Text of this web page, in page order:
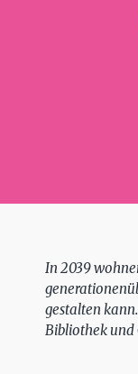
In 2039
gestalten
Bibliothek und